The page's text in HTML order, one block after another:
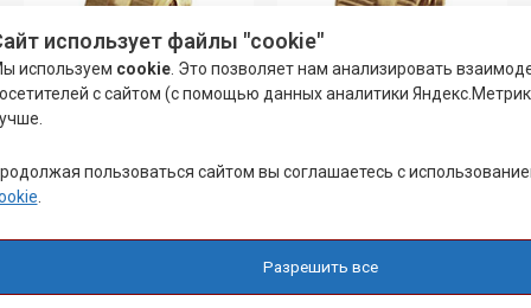
0
Оценка
0
использует файлы "cookie"
используем cookie. Это позволяет нам анализировать
с сайтом (с помощью данных аналитики
пользоваться сайтом вы соглашаетесь с
Разрешить все